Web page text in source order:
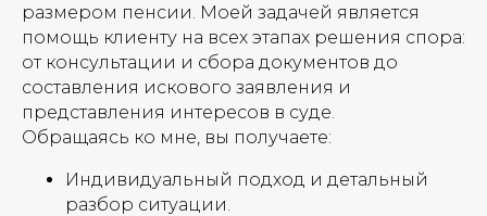
размером пенсии. Моей задачей является
помощь клиенту на всех этапах решения спора:
от консультации и сбора документов до
составления искового заявления и
представления интересов в суде.
Обращаясь ко мне, вы получаете:
Индивидуальный подход и детальный
разбор ситуации.